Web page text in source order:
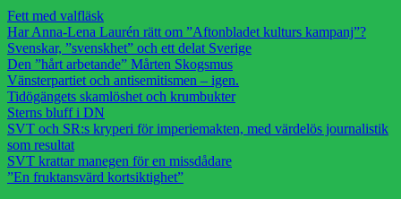
Fett med valfläsk
Har Anna-Lena Laurén rätt om ”Aftonbladet kulturs kampanj”?
Svenskar, ”svenskhet” och ett delat Sverige
Den ”hårt arbetande” Mårten Skogsmus
Vänsterpartiet och antisemitismen – igen.
Tidögängets skamlöshet och krumbukter
Sterns bluff i DN
SVT och SR:s kryperi för imperiemakten, med värdelös journalistik
som resultat
SVT krattar manegen för en missdådare
”En fruktansvärd kortsiktighet”